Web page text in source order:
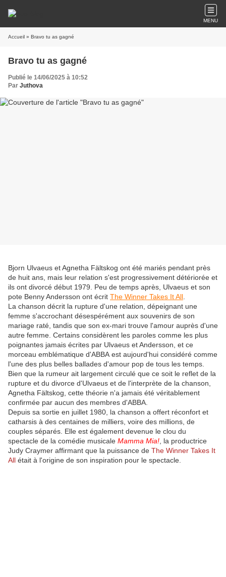
MENU
Accueil » Bravo tu as gagné
Bravo tu as gagné
Publié le 14/06/2025 à 10:52
Par Juthova
Bjorn Ulvaeus et Agnetha Fältskog ont été mariés pendant près
de huit ans, mais leur relation s'est progressivement détériorée et
ils ont divorcé début 1979. Peu de temps après, Ulvaeus et son
pote Benny Andersson ont écrit The Winner Takes It All
La chanson décrit la rupture d'une relation, dépeignant une
femme s'accrochant désespérément aux souvenirs de son
mariage raté, tandis que son ex-mari trouve l'amour auprès d'une
autre femme. Certains considèrent les paroles comme les plus
poignantes jamais écrites par Ulvaeus et Andersson, et ce
morceau emblématique d'ABBA est aujourd'hui considéré comme
l'une des plus belles ballades d'amour pop de tous les temps.
Bien que la rumeur ait largement circulé que ce soit le reflet de la
rupture et du divorce d'Ulvaeus et de l'interprète de la chanson,
Agnetha Fältskog, cette théorie n'a jamais été véritablement
confirmée par aucun des membres d'ABBA.
Depuis sa sortie en juillet 1980, la chanson a offert réconfort et
catharsis à des centaines de milliers, voire des millions, de
couples séparés. Elle est également devenue le clou du
spectacle de la comédie musicale Mamma Mia! , la productrice
Judy Craymer affirmant que la puissance de The Winner Takes It
All était à l'origine de son inspiration pour le spectacle.